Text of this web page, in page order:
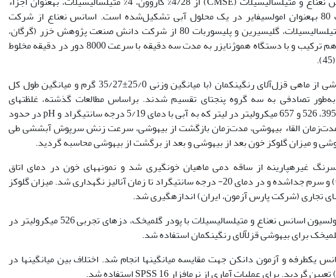
گیاهی و 25% گلیسیرین و 5% پلی­سوربات 80 به­عنوان امولسی­فایر در یک محلول آبی تشکیل‌شده است. اسانس نعناع از شرکت
داروسازی گیاه اسانس (گرگان، ایران)، متیل­سالیسیلات، گلیسیرین و پلی­سوربات 80 از شرکت دانش صنعت پژوهش خزر (گرگان،
ایران) تهیّه گردید. مواد تشکیل‌دهنده باهم ترکیب و با دستگاه هموژنایزر به مدت سه دقیقه با سرعت 8000 دور در دقیقه مخلوط
برای تعیین غلظت مناسب امولسیون بیهوشی از ماهی قزل‌آلای رنگین­کمان (با میانگین وزنی 25/0±35/27 گرم و میانگین طول کل
شد که به‌طور تصادفی به سه گروه پنج­تای تقسیم شدند. براساس مطالعات گذشته، غلظت­های
موردنظر برای انجام آزمایش عبارت بود از 395، 526 و 657 میکرولیتر در لیتر که به آبی با دمای 5/19 درجه سانتی­گراد و pH در حدود
این آزمایش، مدت‌زمان القاء بیهوشی، مدت‌زمان بازگشت از بیهوشی، سرعت زنش سرپوش آبششی طی
و میزان گلوکز خون بعد از بیهوشی و بعد از برگشت از بیهوشی محاسبه گردید.
سرنگ غیرهپارینه از ساقه دمی ماهیان خون­گیری شد و نمونه­های خون در دمای اتاق
سانتریفیوژ (5 دقیقه، دور در دقیقه 6000) و سرم جداشده و در دمای 20- درجه سانتی­گراد تا زمان آنالیز نگهداری شد. میزان گلوکز
تجاری (شرکت پارس آزمون، ایران) اندازه­گیری شد.
برای مقایسه اثر بیهوشی امولسیون اسانس نعناع و متیل­سالیسیلات با پودر گل­میخک، دزهای تجربی 526 میکرولیتر در
یک­طرفه و آزمون دانکن جهت مقایسه میانگین­ها انجام شد. اختلاف بین میانگین­ها در